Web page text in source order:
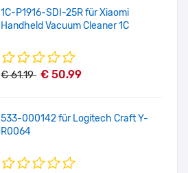
1C-P1916-SDI-25R für Xiaomi
Handheld Vacuum Cleaner 1C
€ 61.19 € 50.99
533-000142 für Logitech Craft Y-
R0064